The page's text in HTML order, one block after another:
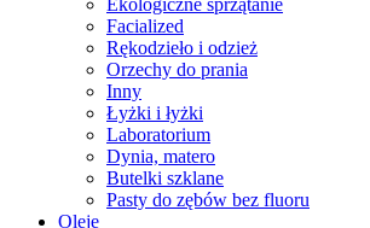
Ekologiczne sprzątanie
Facialized
Rękodzieło i odzież
Orzechy do prania
Inny
Łyżki i łyżki
Laboratorium
Dynia, matero
Butelki szklane
Pasty do zębów bez fluoru
Oleje